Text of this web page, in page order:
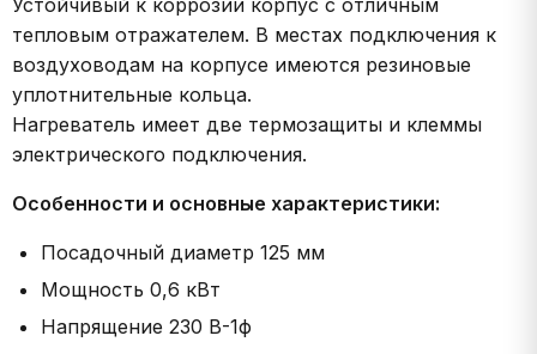
Устойчивый к коррозии корпус с отличным
тепловым отражателем. В местах подключения к
воздуховодам на корпусе имеются резиновые
уплотнительные кольца.
Нагреватель имеет две термозащиты и клеммы
электрического подключения.
Особенности и основные характеристики:
Посадочный диаметр 125 мм
Мощность 0,6 кВт
Напрящение 230 В-1ф